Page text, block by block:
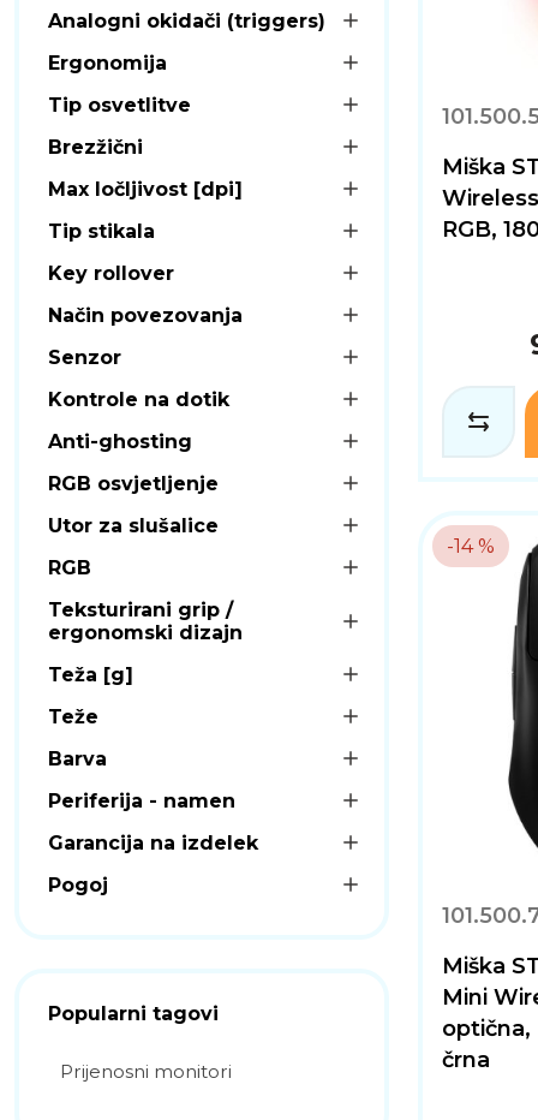
Analogni okidači (triggers)
Ergonomija
Tip osvetlitve
Brezžični
Max ločljivost [dpi]
Tip stikala
Key rollover
Način povezovanja
Senzor
Kontrole na dotik
Anti-ghosting
RGB osvjetljenje
Utor za slušalice
RGB
Teksturirani grip /
ergonomski dizajn
Teža [g]
Teže
Barva
Periferija - namen
Garancija na izdelek
Pogoj
Popularni tagovi
Prijenosni monitori
Miška
RGB,
-14 %
Miška
Mini
optična,
črna